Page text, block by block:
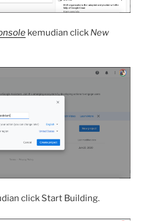
kemudian click New
click Start Building.